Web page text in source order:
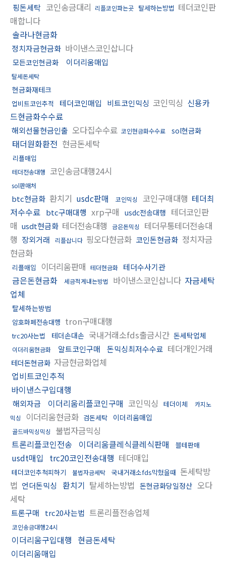
핑돈세탁 코인송금대리 리플코인파는곳 탈세하는방법 테더코인판
매합니다
솔라나현금화
정치자금현금화 바이낸스코인삽니다
모든코인현금화 이더리움매입
탈세돈세탁
현금화재테크
업비트코인추적 테더코인매입 비트코인믹싱 코인믹싱 신용카
드현금화수수료
해외선물현금인출 오다집수수료 코인현금화수수료 sol현금화
태더원화환전 현금돈세탁
리플매입
테더전송대행 코인송금대행24시
sol판매처
btc현금화 환치기 usdc판매 코인믹싱 코인구매대행 테더최
저수수료 btc구매대행 xrp구매 usdc전송대행 테더코인판
매 usdt현금화 테더전송대행 금은돈믹싱
테더무통테더전송대
행 장외거래 리플삽니다 핑오다현금화 코인돈현금화 정치자금
현금화
리플매입 이더리움판매 테더현금화 테더수사기관
금은돈현금화 세금적게내는방법 바이낸스코인삽니다 자금세탁
업체
탈세하는방법
암호화폐전송대행 tron구매대행
trc20사는법 테더손대손 국내거래소fds출금시간 돈세탁업체
이더리움현금화 알트코인구매 돈믹싱최저수수료 테더개인거래
테더돈현금화 자금현금화업체
업비트코인추적
바이낸스구입대행
해외자금 이더리움리플코인구매 코인믹싱 테더이체
카지노
믹싱
이더리움현금화 검돈세탁 이더리움매입
골드바믹싱믹싱
불법자금믹싱
트론리플코인전송
이더리움클레식클레식판매 블테판매
usdt매입 trc20코인전송대행 테더매입
테더코인추척피하기 불법자금세탁 국내거래소fds막혔을때 돈세탁방
법 언더돈믹싱 환치기 탈세하는방법 돈현금화당일정산 오다
세탁
트론구매 trc20사는법 트론리플전송업체
코인송금대행24시
이더리움구입대행 현금돈세탁
이더리움매입